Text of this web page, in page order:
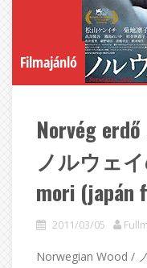
Filmajánló
Norvég
ノルウェ
mori (japán
2011/03/05
Norwegian Wood /